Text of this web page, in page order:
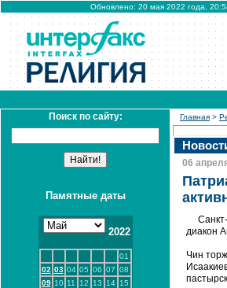
Обновлено: 20 мая 2022 года,
Поиск по сайту:
Памятные даты
2022
01
02 03 04 05 06 07 08
09 10 11 12 13 14 15
Главная >
06
диакон
Чин